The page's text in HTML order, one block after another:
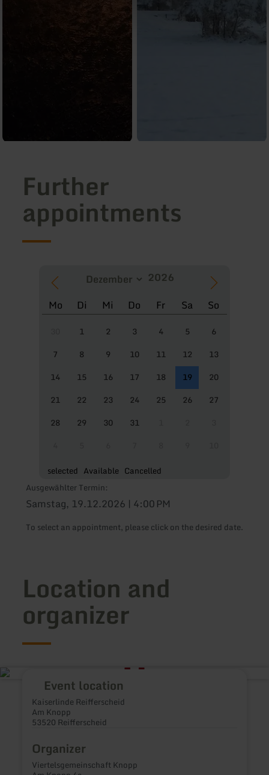
Further
appointments
Mo Di Mi Do Fr Sa So
1 2 3 4 5
6
7
8 9 10 11 12
13
14
15 16 17 18 19
20
21
22 23 24 25 26
27
28
29 30 31
selected Available Cancelled
Ausgewählter Termin:
Samstag, 19.12.2026 | 4:00 PM
To select an appointment, please click on the desired date.
Location and
organizer
Event location
Kaiserlinde Reifferscheid
Am Knopp
53520 Reifferscheid
Organizer
Viertelsgemeinschaft Knopp